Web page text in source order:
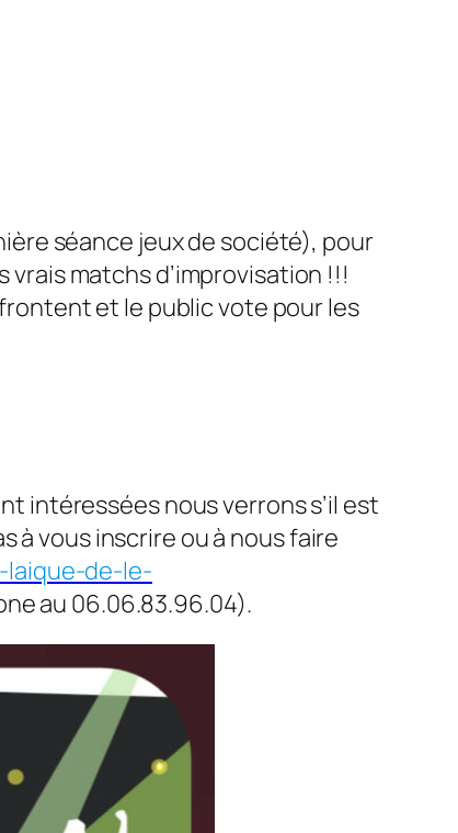
séance jeux de société), pour
vrais matchs d’improvisation !!!
et le public vote pour les
intéressées nous verrons s’il est
à vous inscrire ou à nous faire
laique-de-le-
au 06.06.83.96.04).